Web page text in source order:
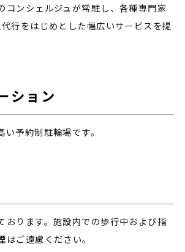
コンシェルジュが常駐し、各種専門家
行をはじめとした幅広いサービスを提
ション
予約制駐輪場です。
おります。施設内での歩行中および指
ご遠慮ください。